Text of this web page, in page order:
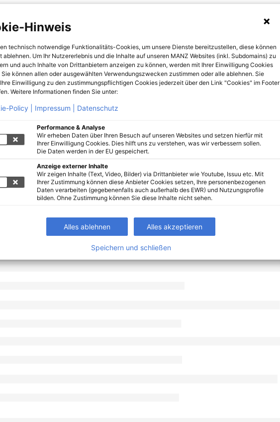
Hinweis
technisch notwendige Funktionalitäts-Cookies, um unsere Dienste bereitzustellen, diese können
ablehnen. Um Ihr Nutzererlebnis und die Inhalte auf unseren MANZ Websites (inkl. Subdomains) zu
und auch Inhalte von Drittanbietern anzeigen zu können, werden mit Ihrer Einwilligung Cookies
können allen oder ausgewählten Verwendungszwecken zustimmen oder alle ablehnen. Sie
Einwilligung zu den zustimmungspflichtigen Cookies jederzeit über den Link "Cookies" im Footer
Weitere Informationen finden Sie unter:
Policy | Impressum | Datenschutz
Performance & Analyse
Wir erheben Daten über Ihren Besuch auf unseren Websites und setzen hierfür mit
Ihrer Einwilligung Cookies. Dies hilft uns zu verstehen, was wir verbessern sollen.
Die Daten werden in der EU gespeichert.
Anzeige externer Inhalte
Wir zeigen Inhalte (Text, Video, Bilder) via Drittanbieter wie Youtube, Issuu etc. Mit
Ihrer Zustimmung können diese Anbieter Cookies setzen, Ihre personenbezogenen
Daten verarbeiten (gegebenenfalls auch außerhalb des EWR) und Nutzungsprofile
bilden. Ohne Zustimmung können Sie diese Inhalte nicht sehen.
Alles ablehnen Alles akzeptieren
Speichern und schließen